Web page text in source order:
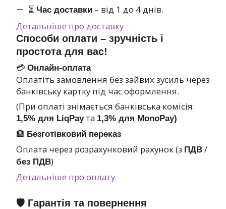
⏳ Час доставки – від 1 до 4 днів.
Детальніше про доставку
Способи оплати – зручність і
простота для вас!
💳 Онлайн-оплата
Оплатіть замовлення без зайвих зусиль через
банківську картку під час оформлення.
(При оплаті знімається банківська комісія:
1,5% для LiqPayта 1,3% для MonoPay)
🏦 Безготівковий переказ
Оплата через розрахунковий рахунок (з ПДВ /
без ПДВ)
Детальніше про оплату
🛡 Гарантія та повернення